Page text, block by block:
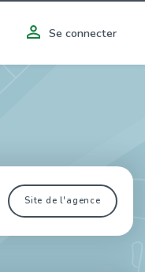
Se connecter
Site de l'agence